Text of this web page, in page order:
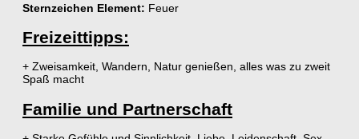
Sternzeichen Element: Feuer
Freizeittipps:
+ Zweisamkeit, Wandern, Natur genießen, alles was zu zweit
Spaß macht
Familie und Partnerschaft